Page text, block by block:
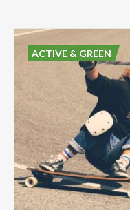
ACTIVE & GREEN